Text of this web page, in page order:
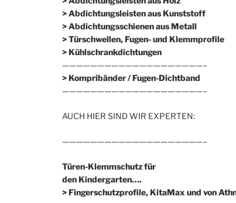
> Abdichtungsleisten aus Kunststoff
> Abdichtungsschienen aus Metall
> Türschwellen, Fugen- und Klemmprofile
> Kühlschrankdichtungen
————————————————————–
>Kompribänder / Fugen-Dichtband
————————————————————–
AUCH HIER SIND WIR EXPERTEN:
————————————————————–
Türen-Klemmschutz für
den Kindergarten….
> Fingerschutzprofile, KitaMax und von